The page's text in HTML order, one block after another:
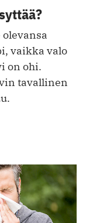
vaikka valo
on ohi.
tavallinen